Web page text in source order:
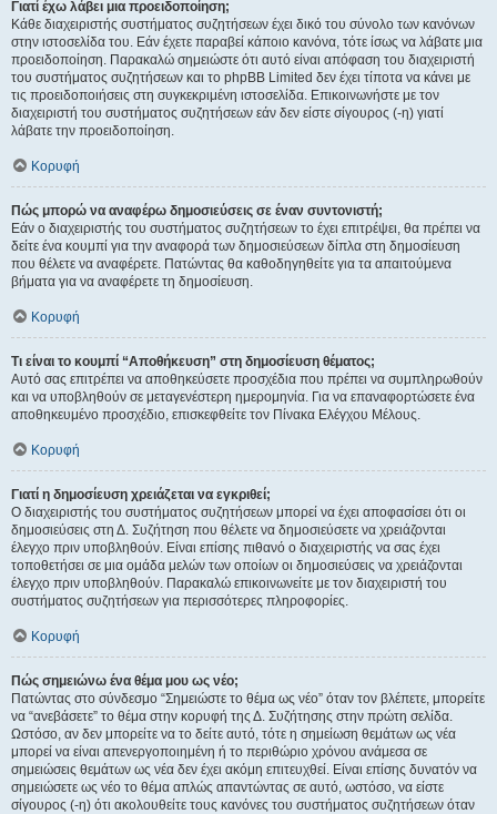
Γιατί έχω λάβει μια προειδοποίηση;
Κάθε διαχειριστής συστήματος συζητήσεων έχει δικό του σύνολο των κανόνων
στην ιστοσελίδα του. Εάν έχετε παραβεί κάποιο κανόνα, τότε ίσως να λάβατε μια
προειδοποίηση. Παρακαλώ σημειώστε ότι αυτό είναι απόφαση του διαχειριστή
του συστήματος συζητήσεων και το phpBB Limited δεν έχει τίποτα να κάνει με
τις προειδοποιήσεις στη συγκεκριμένη ιστοσελίδα. Επικοινωνήστε με τον
διαχειριστή του συστήματος συζητήσεων εάν δεν είστε σίγουρος (-η) γιατί
λάβατε την προειδοποίηση.
Κορυφή
Πώς μπορώ να αναφέρω δημοσιεύσεις σε έναν συντονιστή;
Εάν ο διαχειριστής του συστήματος συζητήσεων το έχει επιτρέψει, θα πρέπει να
δείτε ένα κουμπί για την αναφορά των δημοσιεύσεων δίπλα στη δημοσίευση
που θέλετε να αναφέρετε. Πατώντας θα καθοδηγηθείτε για τα απαιτούμενα
βήματα για να αναφέρετε τη δημοσίευση.
Κορυφή
Τι είναι το κουμπί “Αποθήκευση” στη δημοσίευση θέματος;
Αυτό σας επιτρέπει να αποθηκεύσετε προσχέδια που πρέπει να συμπληρωθούν
και να υποβληθούν σε μεταγενέστερη ημερομηνία. Για να επαναφορτώσετε ένα
αποθηκευμένο προσχέδιο, επισκεφθείτε τον Πίνακα Ελέγχου Μέλους.
Κορυφή
Γιατί η δημοσίευση χρειάζεται να εγκριθεί;
Ο διαχειριστής του συστήματος συζητήσεων μπορεί να έχει αποφασίσει ότι οι
δημοσιεύσεις στη Δ. Συζήτηση που θέλετε να δημοσιεύσετε να χρειάζονται
έλεγχο πριν υποβληθούν. Είναι επίσης πιθανό ο διαχειριστής να σας έχει
τοποθετήσει σε μια ομάδα μελών των οποίων οι δημοσιεύσεις να χρειάζονται
έλεγχο πριν υποβληθούν. Παρακαλώ επικοινωνείτε με τον διαχειριστή του
συστήματος συζητήσεων για περισσότερες πληροφορίες.
Κορυφή
Πώς σημειώνω ένα θέμα μου ως νέο;
Πατώντας στο σύνδεσμο “Σημειώστε το θέμα ως νέο” όταν τον βλέπετε, μπορείτε
να “ανεβάσετε” το θέμα στην κορυφή της Δ. Συζήτησης στην πρώτη σελίδα.
Ωστόσο, αν δεν μπορείτε να το δείτε αυτό, τότε η σημείωση θεμάτων ως νέα
μπορεί να είναι απενεργοποιημένη ή το περιθώριο χρόνου ανάμεσα σε
σημειώσεις θεμάτων ως νέα δεν έχει ακόμη επιτευχθεί. Είναι επίσης δυνατόν να
σημειώσετε ως νέο το θέμα απλώς απαντώντας σε αυτό, ωστόσο, να είστε
σίγουρος (-η) ότι ακολουθείτε τους κανόνες του συστήματος συζητήσεων όταν